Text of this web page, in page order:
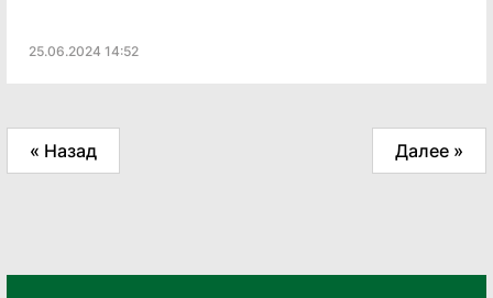
25.06.2024 14:52
« Назад Далее »